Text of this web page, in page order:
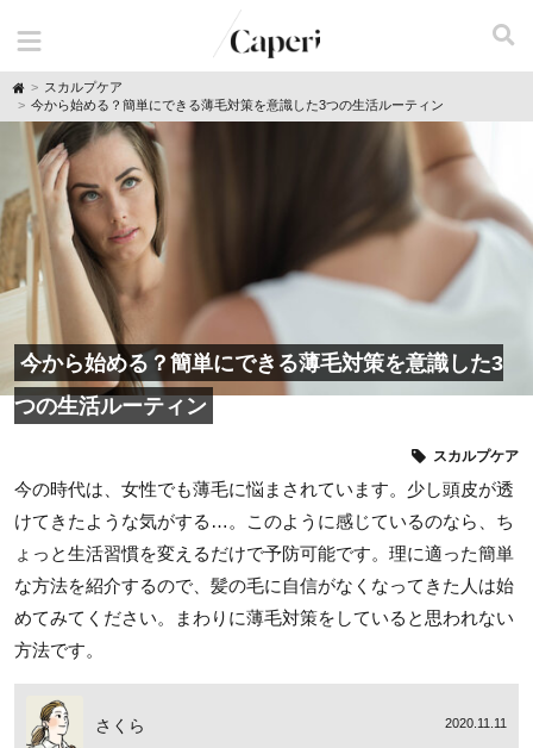
H
o
m
スカルプケア
今から始める？簡単にできる薄毛対策を意識した3つの生活ルーティン
今から始める？簡単にできる薄毛対策を意識した3
つの生活ルーティン
スカルプケア
今の時代は、女性でも薄毛に悩まされています。少し頭皮が透
けてきたような気がする…。このように感じているのなら、ち
ょっと生活習慣を変えるだけで予防可能です。理に適った簡単
な方法を紹介するので、髪の毛に自信がなくなってきた人は始
めてみてください。まわりに薄毛対策をしていると思われない
方法です。
さくら 2020.11.11